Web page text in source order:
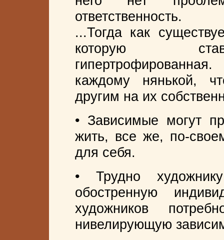
ответственность.
...Тогда как
которую
каждому нянькой,
другим на их
• Зависимые могут
жить, все же, по-
для себя.
• Трудно
обостренную
художников
нивелирующую